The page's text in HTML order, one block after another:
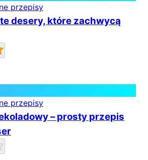
przepisy
desery, które zachwycą
przepisy
– prosty przepis